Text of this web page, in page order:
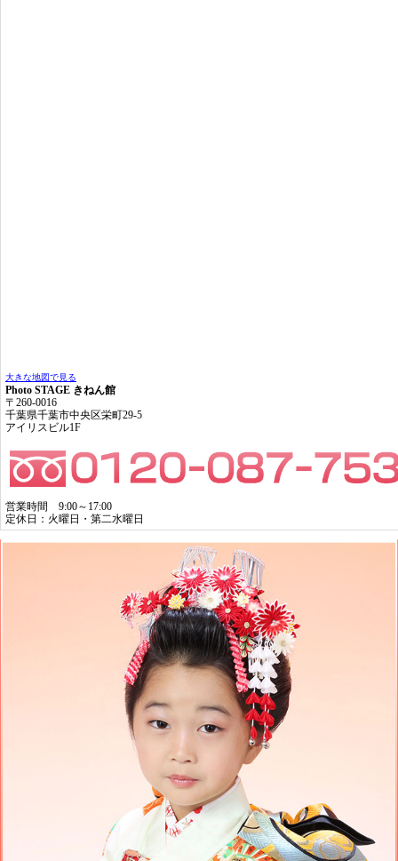
大きな地図で見る
Photo STAGE きねん館
〒260-0016
千葉県千葉市中央区栄町29-5
アイリスビル1F
営業時間 9:00～17:00
定休日：火曜日・第二水曜日